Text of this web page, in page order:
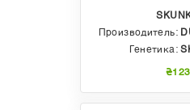
Производитель:
Генетика: